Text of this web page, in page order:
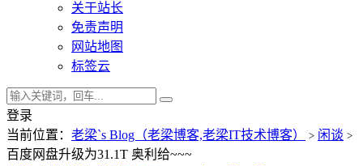
关于站长
免责声明
网站地图
标签云
登录
当前位置： 老梁`s Blog（老梁博客,老梁IT技术博客） > 闲谈 >
百度网盘升级为31.1T 奥利给~~~